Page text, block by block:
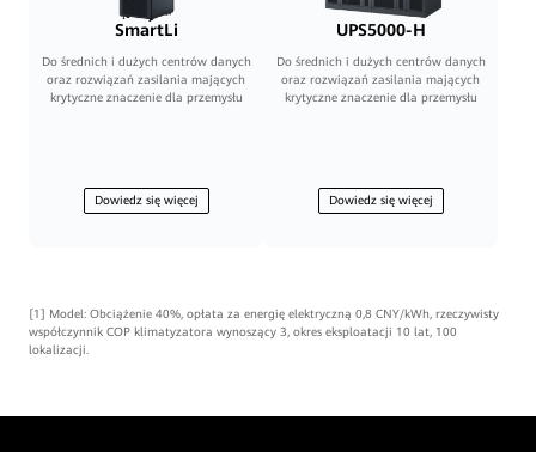
SmartLi
Do średnich i dużych centrów danych
oraz rozwiązań zasilania mających
krytyczne znaczenie dla przemysłu
Dowiedz się więcej
UPS5000-H
Do średnich i dużych centrów danych
oraz rozwiązań zasilania mających
krytyczne znaczenie dla przemysłu
Dowiedz się więcej
[1] Model: Obciążenie 40%, opłata za energię elektryczną 0,8 CNY/kWh, rzeczywisty
współczynnik COP klimatyzatora wynoszący 3, okres eksploatacji 10 lat, 100
lokalizacji.